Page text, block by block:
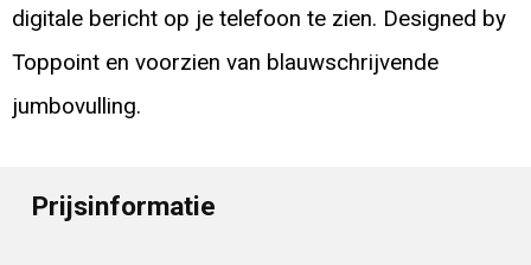
digitale bericht op je telefoon te zien. Designed by
Toppoint en voorzien van blauwschrijvende
jumbovulling.
Prijsinformatie